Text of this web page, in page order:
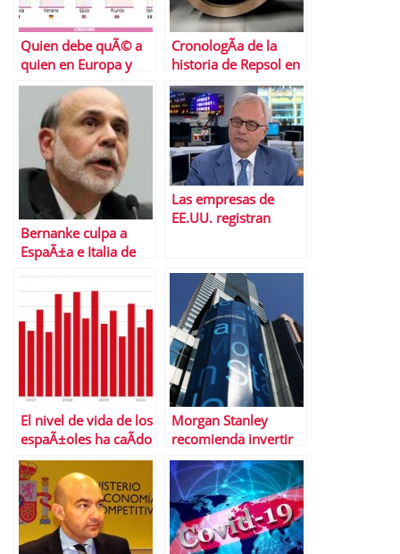
Quien debe quÃ© a
quien en Europa y
Estados Unidos
CronologÃ­a de la
historia de Repsol en
Argentina
Bernanke culpa a
EspaÃ±a e Italia de
recuperaciÃ³n
Las empresas de
EE.UU. registran
El nivel de vida de los
espaÃ±oles ha caÃ­do
mÃ¡s que en la Gran
DepresiÃ³n de EEUU
Morgan Stanley
recomienda invertir
en la deuda
espaÃ±ola